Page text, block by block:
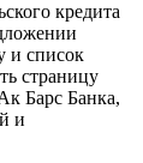
кредита
и список
страницу
Барс Банка,
и